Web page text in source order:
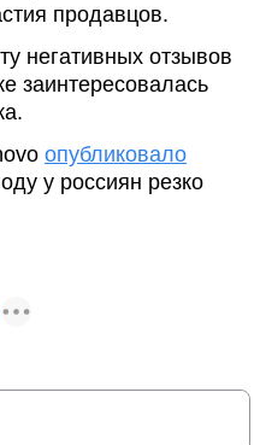
продавцов.
негативных отзывов
заинтересовалась
опубликовало
у россиян резко